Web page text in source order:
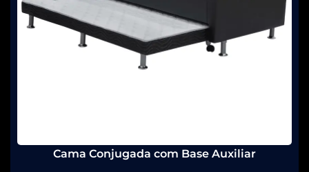
Cama Conjugada com Base Auxiliar